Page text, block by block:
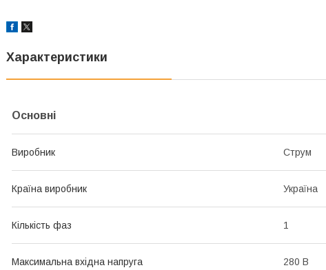
Характеристики
Основні
Виробник Струм
Країна виробник Україна
Кількість фаз 1
Максимальна вхідна напруга 280 В